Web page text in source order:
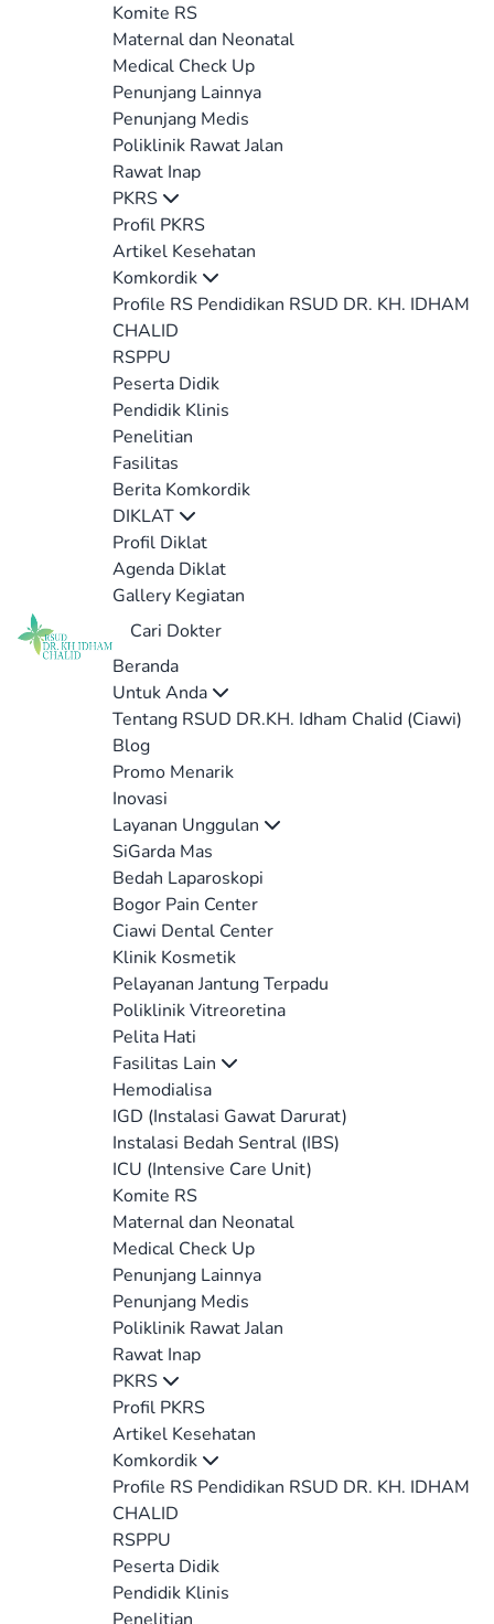
Komite RS
Maternal dan Neonatal
Medical Check Up
Penunjang Lainnya
Penunjang Medis
Poliklinik Rawat Jalan
Rawat Inap
PKRS
Profil PKRS
Artikel Kesehatan
Komkordik
Profile RS Pendidikan RSUD DR. KH. IDHAM
CHALID
RSPPU
Peserta Didik
Pendidik Klinis
Penelitian
Fasilitas
Berita Komkordik
DIKLAT
Profil Diklat
Agenda Diklat
Gallery Kegiatan
Cari Dokter
Beranda
Untuk Anda
Tentang RSUD DR.KH. Idham Chalid (Ciawi)
Blog
Promo Menarik
Inovasi
Layanan Unggulan
SiGarda Mas
Bedah Laparoskopi
Bogor Pain Center
Ciawi Dental Center
Klinik Kosmetik
Pelayanan Jantung Terpadu
Poliklinik Vitreoretina
Pelita Hati
Fasilitas Lain
Hemodialisa
IGD (Instalasi Gawat Darurat)
Instalasi Bedah Sentral (IBS)
ICU (Intensive Care Unit)
Komite RS
Maternal dan Neonatal
Medical Check Up
Penunjang Lainnya
Penunjang Medis
Poliklinik Rawat Jalan
Rawat Inap
PKRS
Profil PKRS
Artikel Kesehatan
Komkordik
Profile RS Pendidikan RSUD DR. KH. IDHAM
CHALID
RSPPU
Peserta Didik
Pendidik Klinis